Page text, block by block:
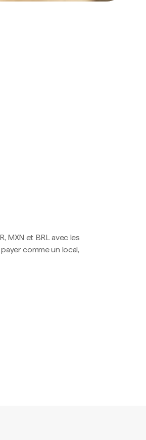
MXN et BRL avec les
comme un local,